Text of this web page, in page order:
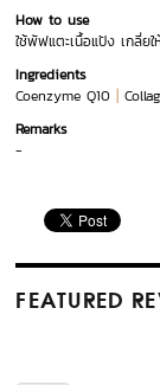
How to use
ใช้พัฟแตะเนื้อแป้ง เกลี่ยใ
Ingredients
Coenzyme Q10|
Remarks
-
FEATURED